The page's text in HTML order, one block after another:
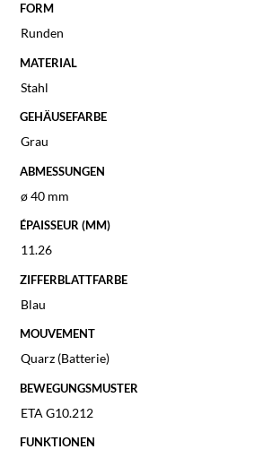
FORM
Runden
MATERIAL
Stahl
GEHÄUSEFARBE
Grau
ABMESSUNGEN
ø 40 mm
ÉPAISSEUR (MM)
11.26
ZIFFERBLATTFARBE
Blau
MOUVEMENT
Quarz (Batterie)
BEWEGUNGSMUSTER
ETA G10.212
FUNKTIONEN